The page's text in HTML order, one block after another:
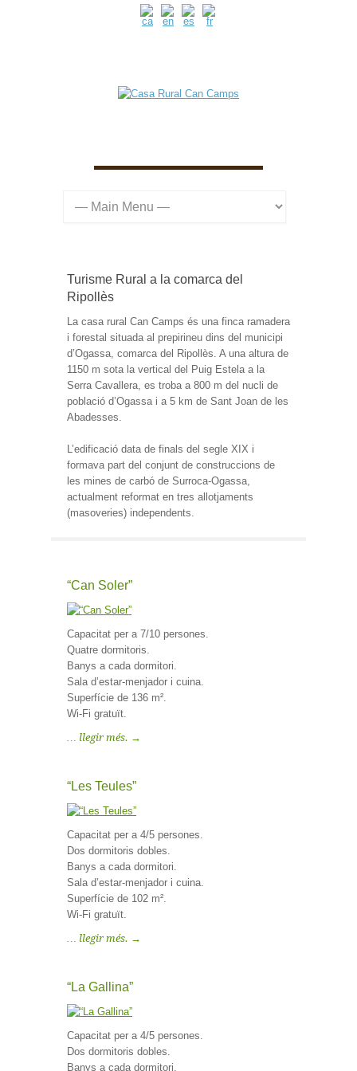
Turisme Rural a la comarca del
Ripollès
La casa rural Can Camps és una finca ramadera
i forestal situada al prepirineu dins del municipi
d’Ogassa, comarca del Ripollès. A una altura de
1150 m sota la vertical del Puig Estela a la
Serra Cavallera, es troba a 800 m del nucli de
població d’Ogassa i a 5 km de Sant Joan de les
Abadesses.
L’edificació data de finals del segle XIX i
formava part del conjunt de construccions de
les mines de carbó de Surroca-Ogassa,
actualment reformat en tres allotjaments
(masoveries) independents.
“Can Soler”
Capacitat per a 7/10 persones.
Quatre dormitoris.
Banys a cada dormitori.
Sala d’estar-menjador i cuina.
Superfície de 136 m².
Wi-Fi gratuït.
… llegir més. →
“Les Teules”
Capacitat per a 4/5 persones.
Dos dormitoris dobles.
Banys a cada dormitori.
Sala d’estar-menjador i cuina.
Superfície de 102 m².
Wi-Fi gratuït.
… llegir més. →
“La Gallina”
Capacitat per a 4/5 persones.
Dos dormitoris dobles.
Banys a cada dormitori.